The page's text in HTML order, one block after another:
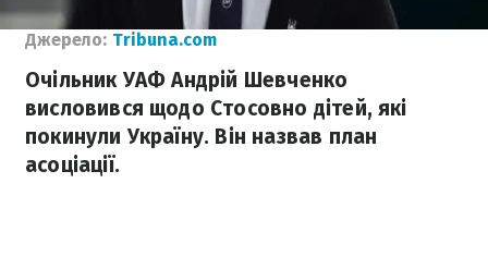
Джерело: Tribuna.com
Очільник УАФ Андрій Шевченко
висловився щодо Стосовно дітей, які
покинули Україну. Він назвав план
асоціації.